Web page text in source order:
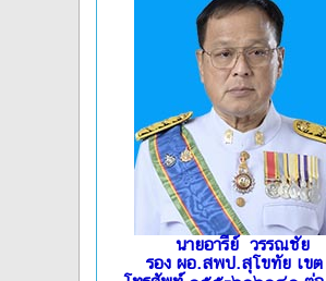
นายอารีย์ วรรณชัย
รอง ผอ.สพป.สุโขทัย เข